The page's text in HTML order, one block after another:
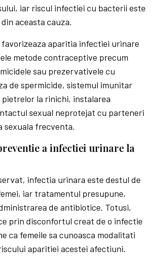
iar riscul infectiei cu bacterii este
aceasta cauza.
aparitia infectiei urinare
metode contraceptive precum
sau prezervativele cu
de spermicide, sistemul imunitar
la rinichi, instalarea
sexual neprotejat cu parteneri
sexuala frecventa.
a infectiei urinare la
infectia urinara este destul de
iar tratamentul presupune,
de antibiotice. Totusi,
prin disconfortul creat de o infectie
ca femeile sa cunoasca modalitati
aparitiei acestei afectiuni.